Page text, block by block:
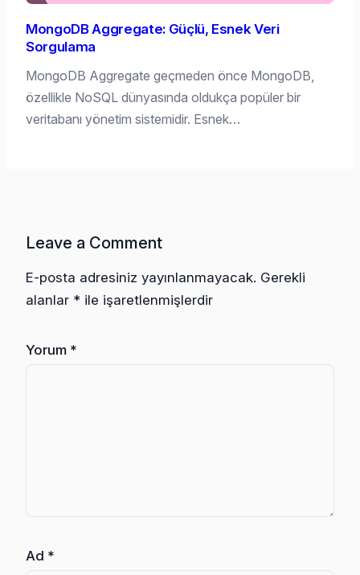
MongoDB Aggregate: Güçlü, Esnek Veri
Sorgulama
MongoDB Aggregate geçmeden önce MongoDB,
özellikle NoSQL dünyasında oldukça popüler bir
veritabanı yönetim sistemidir. Esnek…
Leave a Comment
E-posta adresiniz yayınlanmayacak. Gerekli
alanlar * ile işaretlenmişlerdir
Yorum *
Ad *